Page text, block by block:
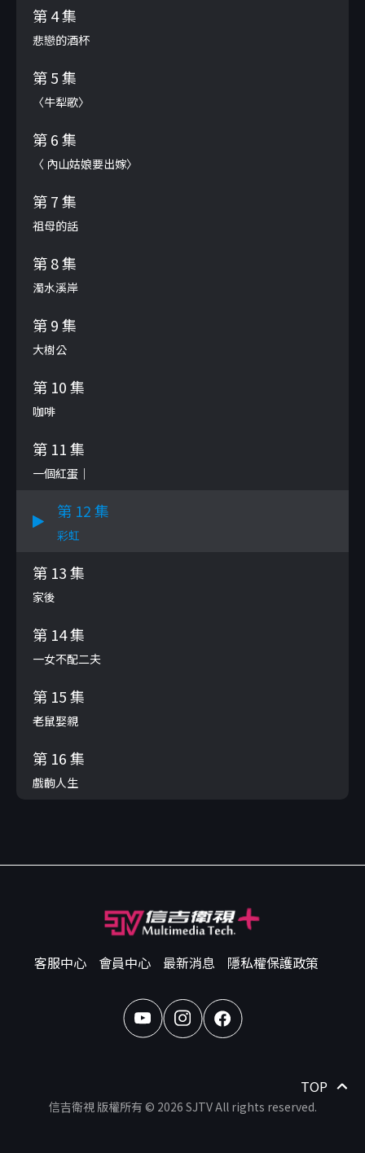
第 4 集
悲戀的酒杯
第 5 集
〈牛犁歌〉
第 6 集
〈 內山姑娘要出嫁〉
第 7 集
祖母的話
第 8 集
濁水溪岸
第 9 集
大樹公
第 10 集
咖啡
第 11 集
一個紅蛋｜
第 12 集
彩虹
第 13 集
家後
第 14 集
一女不配二夫
第 15 集
老鼠娶親
第 16 集
戲齣人生
客服中心 會員中心 最新消息 隱私權保護政策
TOP
信吉衛視 版權所有 © 2026 SJTV All rights reserved.